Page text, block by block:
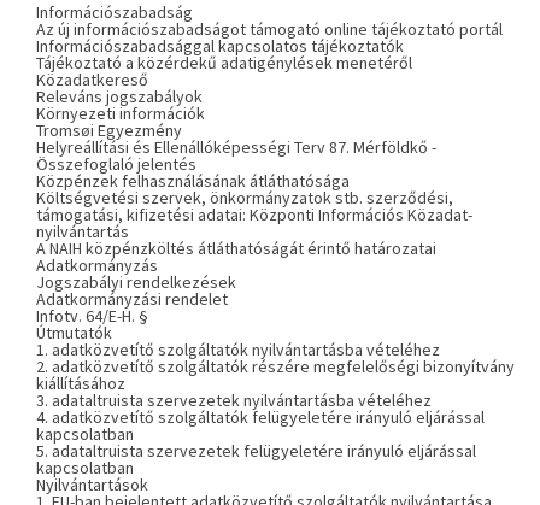
Információszabadság
Az új információszabadságot támogató online tájékoztató portál
Információszabadsággal kapcsolatos tájékoztatók
Tájékoztató a közérdekű adatigénylések menetéről
Közadatkereső
Releváns jogszabályok
Környezeti információk
Tromsøi Egyezmény
Helyreállítási és Ellenállóképességi Terv 87. Mérföldkő -
Összefoglaló jelentés
Közpénzek felhasználásának átláthatósága
Költségvetési szervek, önkormányzatok stb. szerződési,
támogatási, kifizetési adatai: Központi Információs Közadat-
nyilvántartás
A NAIH közpénzköltés átláthatóságát érintő határozatai
Adatkormányzás
Jogszabályi rendelkezések
Adatkormányzási rendelet
Infotv. 64/E-H. §
Útmutatók
1. adatközvetítő szolgáltatók nyilvántartásba vételéhez
2. adatközvetítő szolgáltatók részére megfelelőségi bizonyítvány
kiállításához
3. adataltruista szervezetek nyilvántartásba vételéhez
4. adatközvetítő szolgáltatók felügyeletére irányuló eljárással
kapcsolatban
5. adataltruista szervezetek felügyeletére irányuló eljárással
kapcsolatban
Nyilvántartások